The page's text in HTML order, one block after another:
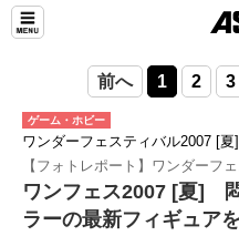
前へ 1 2 3
ゲーム・ホビー
ワンダーフェスティバル2007 [夏]
【フォトレポート】ワンダーフ
ワンフェス2007 [夏]
ラーの最新フィギュア